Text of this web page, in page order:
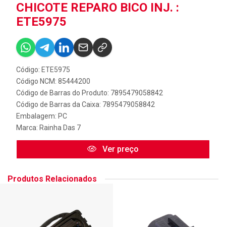
CHICOTE REPARO BICO INJ. :
ETE5975
Código: ETE5975
Código NCM: 85444200
Código de Barras do Produto: 7895479058842
Código de Barras da Caixa: 7895479058842
Embalagem: PC
Marca: Rainha Das 7
Ver preço
Produtos Relacionados